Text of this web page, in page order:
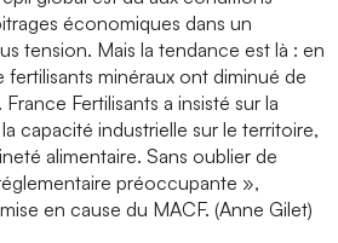
économiques dans un
tension. Mais la tendance est là : en
fertilisants minéraux ont diminué de
Fertilisants a insisté sur la
capacité industrielle sur le territoire,
alimentaire. Sans oublier de
préoccupante »,
en cause du MACF. (Anne Gilet)